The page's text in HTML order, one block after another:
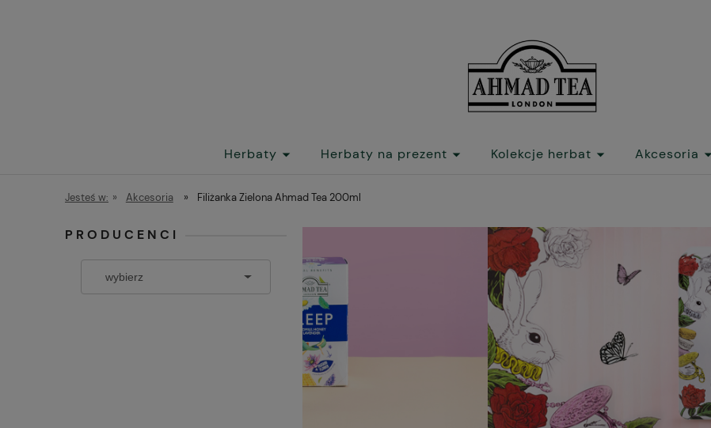
Herbaty Herbaty na prezent Kolekcje herbat Akcesoria
Jesteś w: » Akcesoria » Filiżanka Zielona Ahmad Tea 200ml
PRODUCENCI